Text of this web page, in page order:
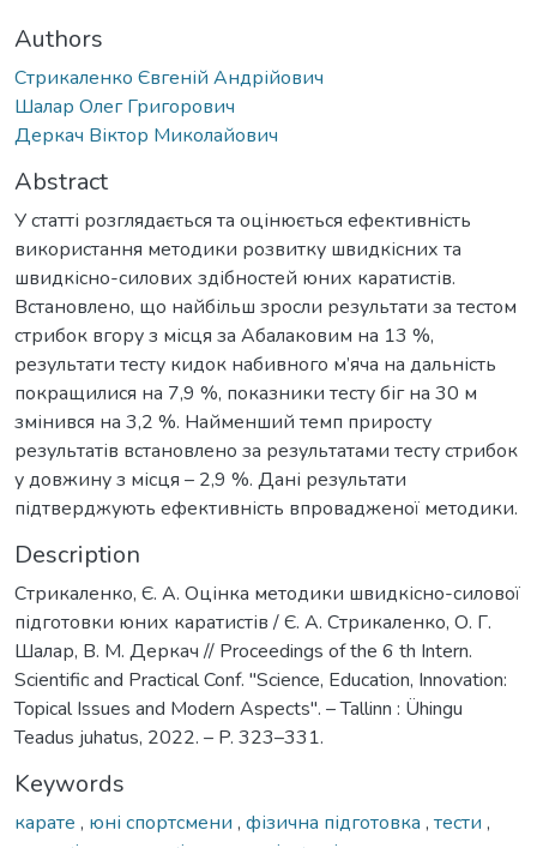
Authors
Стрикаленко Євгеній Андрійович
Шалар Олег Григорович
Деркач Віктор Миколайович
Abstract
У статті розглядається та оцінюється ефективність
використання методики розвитку швидкісних та
швидкісно-силових здібностей юних каратистів.
Встановлено, що найбільш зросли результати за тестом
стрибок вгору з місця за Абалаковим на 13 %,
результати тесту кидок набивного м’яча на дальність
покращилися на 7,9 %, показники тесту біг на 30 м
змінився на 3,2 %. Найменший темп приросту
результатів встановлено за результатами тесту стрибок
у довжину з місця – 2,9 %. Дані результати
підтверджують ефективність впровадженої методики.
Description
Стрикаленко, Є. А. Оцінка методики швидкісно-силової
підготовки юних каратистів / Є. А. Стрикаленко, О. Г.
Шалар, В. М. Деркач // Proceedings of the 6 th Intern.
Scientific and Practical Conf. "Science, Education, Innovation:
Topical Issues and Modern Aspects". – Tallinn : Ühingu
Teadus juhatus, 2022. – P. 323–331.
Keywords
карате , юні спортсмени , фізична підготовка , тести ,